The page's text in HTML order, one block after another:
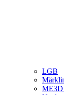
LGB
ME3D